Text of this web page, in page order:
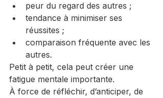
peur du regard des autres ;
tendance à minimiser ses
réussites ;
comparaison fréquente avec les
autres.
Petit à petit, cela peut créer une
fatigue mentale importante.
À force de réfléchir, d’anticiper, de